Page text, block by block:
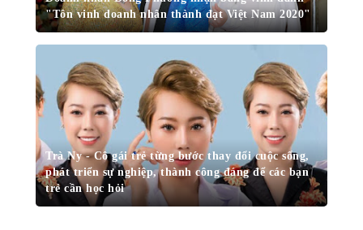
"Tôn vinh doanh nhân thành đạt Việt Nam 2020"
Trà Ny - Cô gái trẻ từng bước thay đổi cuộc sống,
phát triển sự nghiệp, thành công đáng để các bạn
trẻ cần học hỏi